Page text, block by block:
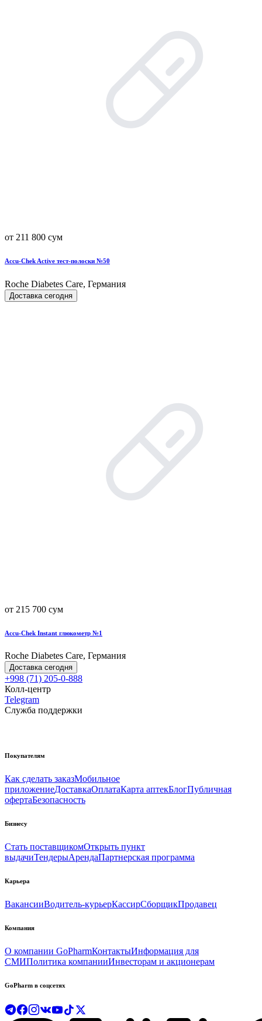
от 211 800 сум
Accu-Chek Active тест-полоски №50
Roche Diabetes Care, Германия
Доставка сегодня
от 215 700 сум
Accu-Chek Instant глюкометр №1
Roche Diabetes Care, Германия
Доставка сегодня
+998 (71) 205-0-888
Колл-центр
Telegram
Служба поддержки
Покупателям
Как сделать заказМобильное
приложениеДоставкаОплатаКарта аптекБлогПубличная
офертаБезопасность
Бизнесу
Стать поставщикомОткрыть пункт
выдачиТендерыАрендаПартнерская программа
Карьера
ВакансииВодитель-курьерКассирСборщикПродавец
Компания
О компании GoPharmКонтактыИнформация для
СМИПолитика компанииИнвесторам и акционерам
GoPharm в соцсетях